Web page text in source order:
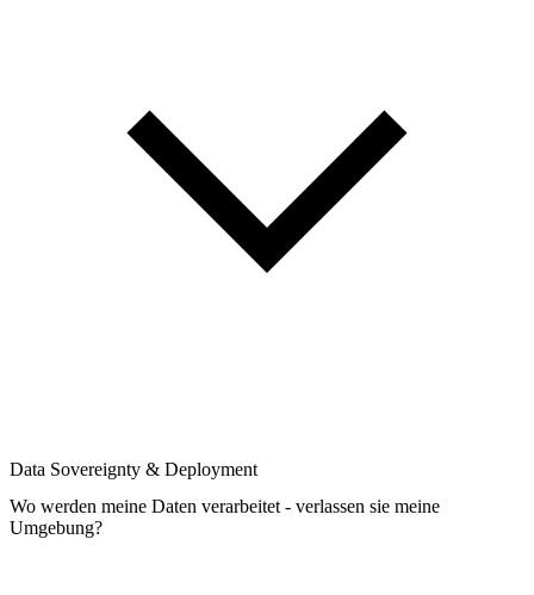
Data Sovereignty & Deployment
Wo werden meine Daten verarbeitet - verlassen sie meine
Umgebung?